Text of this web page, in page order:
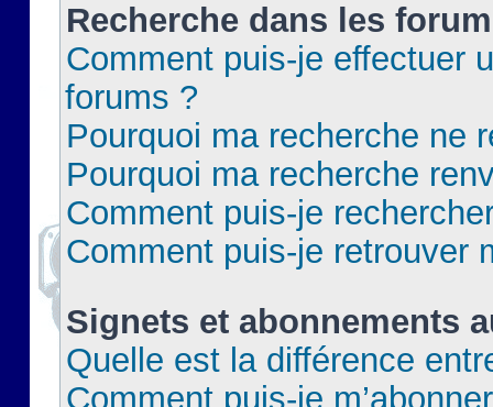
Recherche dans les
Comment puis-je effectuer
forums ?
Pourquoi ma recherche ne
Pourquoi ma recherche
Comment puis-je
Comment puis-je retrouver
Signets et abonnements
Quelle est la différence
Comment puis-je